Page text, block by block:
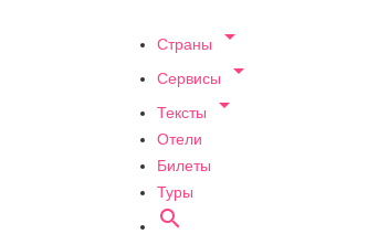
Страны 
Сервисы 
Тексты 
Отели
Билеты
Туры
